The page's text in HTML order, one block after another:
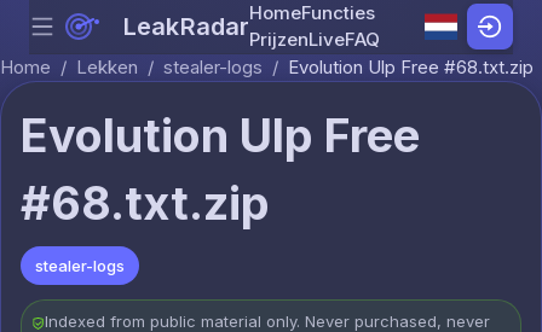
Skip to content
Menu LeakRadarHomeFuncties
PrijzenLiveFAQ
Home / Lekken / stealer-logs / Evolution Ulp Free #68.txt.zip
Evolution Ulp Free
#68.txt.zip
stealer-logs
Indexed from public material only. Never purchased, never